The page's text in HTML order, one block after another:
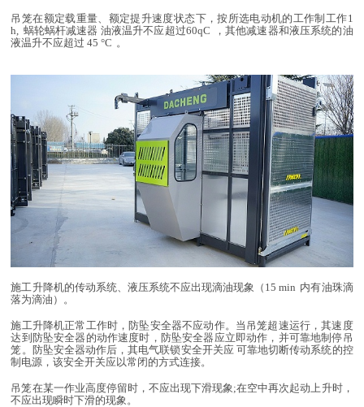
吊笼在额定载重量、额定提升速度状态下，按所选电动机的工作制工作1
h, 蜗轮蜗杆减速器 油液温升不应超过60qC
，其他减速器和液压系统的油
液温升不应超过 45 °C 。
施工升降机的传动系统、液压系统不应出现滴油现象（ 15min 内有油珠滴
落为滴油）。
施工升降机正常工作时，防坠安全器不应动作。当吊笼超速运行，其速度
达到防坠安全器的动作速度时，防坠安全器应立即动作，并可靠地制停吊
笼。防坠安全器动作后，其电气联锁安全开关应 可靠地切断传动系统的控
制电源，该安全开关应以常闭的方式连接。
吊笼在某一作业高度停留时，不应出现下滑现象;在空中再次起动上升时，
不应出现瞬时下滑的现象。